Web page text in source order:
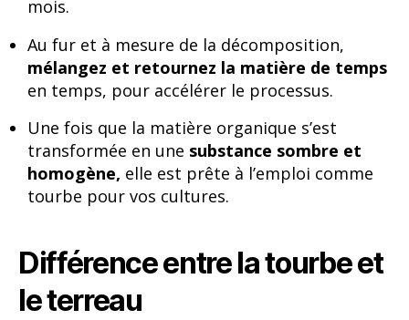
mois.
Au fur et à mesure de la décomposition,
mélangez et retournez la matière de temps
en temps, pour accélérer le processus.
Une fois que la matière organique s’est
transformée en une substance sombre et
homogène, elle est prête à l’emploi comme
tourbe pour vos cultures.
Différence entre la tourbe et
le terreau